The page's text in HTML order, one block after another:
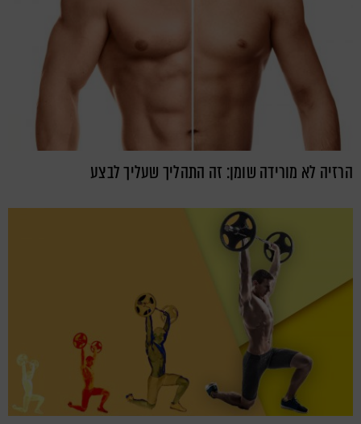
הרזיה לא מורידה שומן: זה התהליך שעליך לבצע